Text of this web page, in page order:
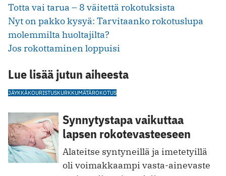
Totta vai tarua – 8 väitettä rokotuksista
Nyt on pakko kysyä: Tarvitaanko rokotuslupa
molemmilta huoltajilta?
Jos rokottaminen loppuisi
Lue lisää jutun aiheesta
JÄYKKÄKOURISTUSKURKKUMÄTÄROKOTUS
Synnytystapa vaikuttaa
lapsen rokotevasteeseen
Alateitse syntyneillä ja imetetyillä
oli voimakkaampi vasta-ainevaste